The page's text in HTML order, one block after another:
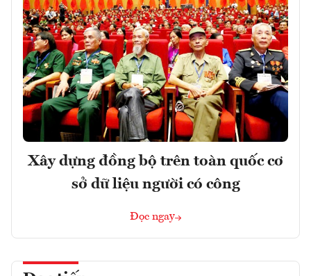
Xây dựng đồng bộ trên toàn quốc cơ
sở dữ liệu người có công
Đọc ngay